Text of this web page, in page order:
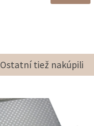
Ostatní tiež nakúpili